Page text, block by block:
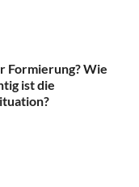
Formierung? Wie
ist die